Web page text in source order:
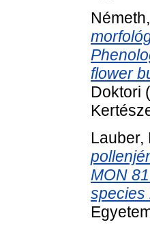
flower
Doktori
Lauber,
MON
species